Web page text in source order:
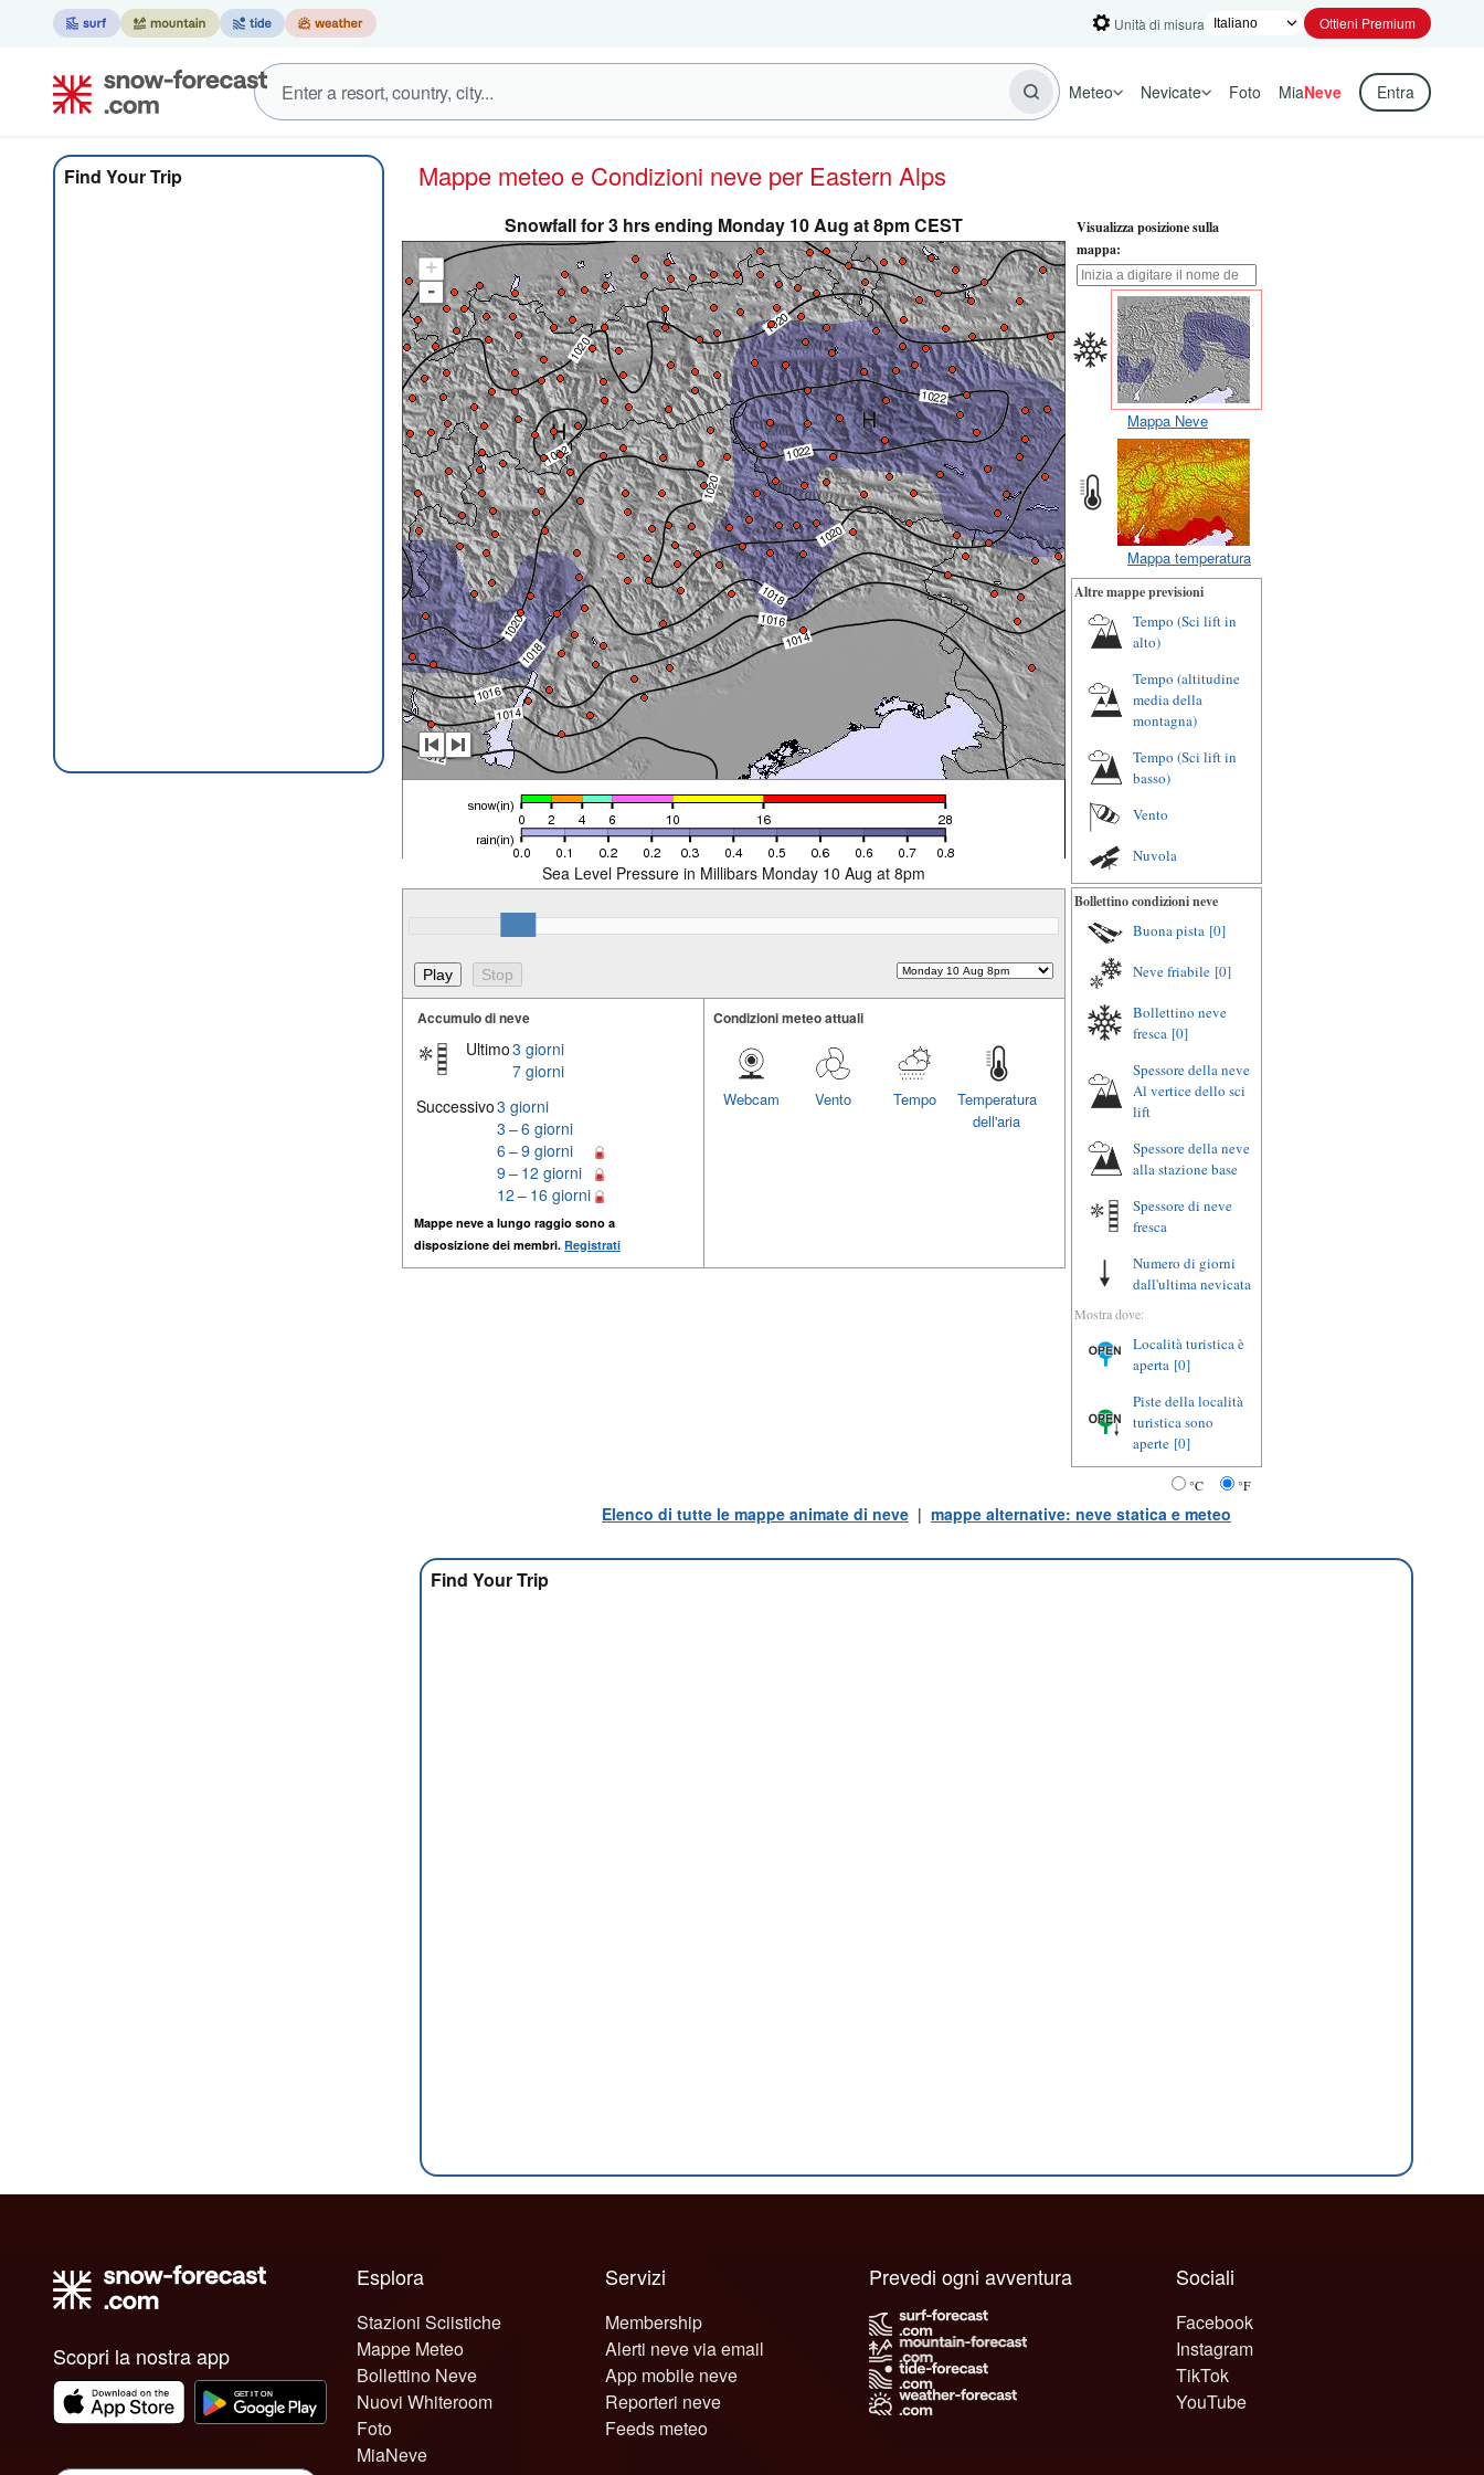
Unità di misura Ottieni Premium
Meteo Nevicate Foto MiaNeve Entra
Find Your Trip Mappe meteo e Condizioni neve per Eastern Alps
Snowfall for 3 hrs ending Monday 10 Aug at 8pm CEST
+
-
Sea Level Pressure in Millibars Monday 10 Aug at 8pm
Accumulo di neve
Ultimo3 giorni
7 giorni
Successivo3 giorni
3 – 6 giorni
6 – 9 giorni
9 – 12 giorni
12 – 16 giorni
Mappe neve a lungo raggio sono a
disposizione dei membri. Registrati
Condizioni meteo attuali
Temperatura
dell'aria
Tempo
Vento
Webcam
Visualizza posizione sulla
mappa:
Mappa Neve
Mappa temperatura
Altre mappe previsioni
Tempo (Sci lift in
alto)
Tempo (altitudine
media della
montagna)
Tempo (Sci lift in
basso)
Vento
Nuvola
Bollettino condizioni neve
Buona pista [0]
Neve friabile [0]
Bollettino neve
fresca [0]
Spessore della neve
Al vertice dello sci
lift
Spessore della neve
alla stazione base
Spessore di neve
fresca
Numero di giorni
dall'ultima nevicata
Mostra dove:
Località turistica è
aperta [0]
Piste della località
turistica sono
aperte [0]
°C °F
Elenco di tutte le mappe animate di neve | mappe alternative: neve statica e meteo
Find Your Trip
Scopri la nostra app
Esplora
Stazioni Sciistiche
Mappe Meteo
Bollettino Neve
Nuovi Whiteroom
Foto
MiaNeve
Servizi
Membership
Alerti neve via email
App mobile neve
Reporteri neve
Feeds meteo
Sociali
Facebook
Instagram
TikTok
YouTube
Prevedi ogni avventura